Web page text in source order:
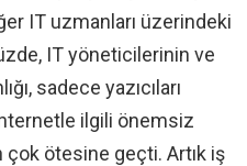
IT uzmanları üzerindeki
IT yöneticilerinin ve
sadece yazıcıları
ilgili önemsiz
çok ötesine geçti. Artık iş